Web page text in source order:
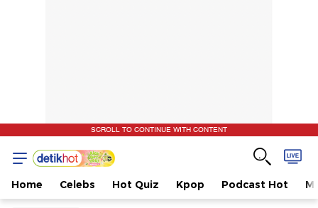
SCROLL TO CONTINUE WITH CONTENT
Home Celebs Hot Quiz Kpop Podcast Hot